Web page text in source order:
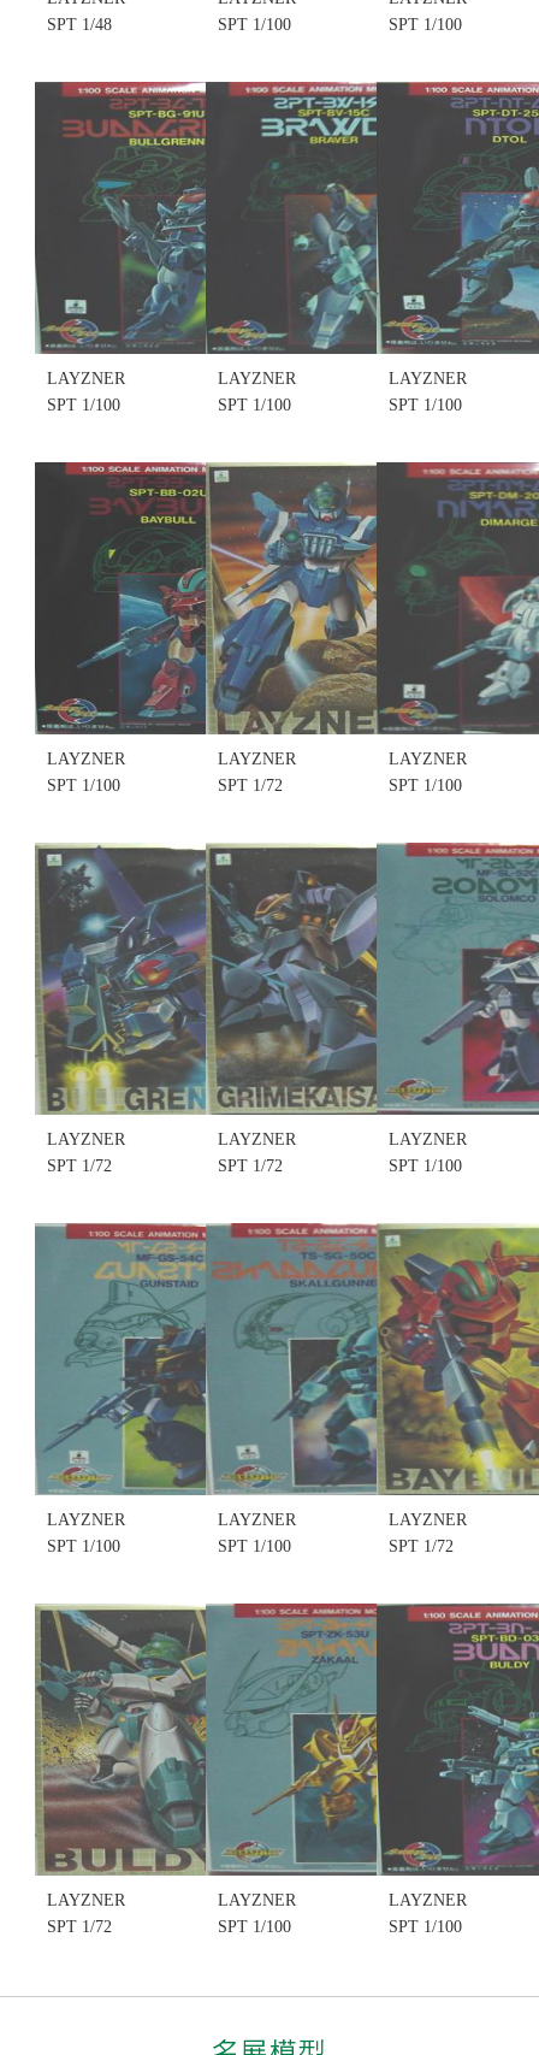
SPT 1/48
POWERED
TRACER
SPT-LZ-00X
LAYZNER
雷茲納 (不挑
盒況)(售完缺
SPT 1/100
ANIMATION
MODEL KIT
NO.1 SPT-
LAYZNER
(售完缺貨.....
SPT 1/100
ANIMATION
MODEL KIT
GRIMEKAISAR
(不挑盒況)
(售完缺貨....
LAYZNER
SPT 1/100
ANIMATION
MODEL KIT
NO.3 SPT-
BULLGRENN
(不挑盒況)
(售完缺貨....
LAYZNER
SPT 1/100
ANIMATION
MODEL KIT
NO.4 SPT-
BV-15C
BRAVER (不
挑盒況)(售完
缺貨...
售價:0
LAYZNER
SPT 1/100
ANIMATION
MODEL KIT
#5 NO.005
SPT-DT-25C
DTOL (不挑
盒況)(售完缺
LAYZNER
SPT 1/100
ANIMATION
MODEL KIT
#6 NO.006
SPT-BB-02U
BAYBULL
(不挑盒況)
(售完缺
貨......
售價:0
LAYZNER
SPT 1/72
POWERED
TRACER #7
NO.007 SPT-
LZ-00X
LAYZNER
(不挑盒況)
(售完缺
貨......
售價:0
LAYZNER
SPT 1/100
ANIMATION
MODEL KIT
#9 NO.009
SPT-DM-20C
DIMARGE
(不挑盒況)
售價:0
LAYZNER
SPT 1/72
POWERED
TRACER #10
NO.010 SPT-
BULLGRENN
(不挑盒況)
貨......
售價:0
LAYZNER
SPT 1/72
POWERED
TRACER #12
NO.012 SPT-
GK-10U
GRIMEKAISAR
(不挑盒況)
LAYZNER
SPT 1/100
ANIMATION
MODEL KIT
#11 NO.011
MF-SL-52C
SOLOMCO
(不挑盒況)
(售完缺貨....
售價:0
LAYZNER
SPT 1/100
ANIMATION
MODEL KIT
#14 NO.014
MF-GS-54C
GUNSTAID
(不挑盒況)
(售完缺
貨......
售價:0
LAYZNER
SPT 1/100
ANIMATION
MODEL KIT
#13 NO.013
TS-SG-50C
SKALLGUNNER
(不挑盒況)
售價:0
LAYZNER
SPT 1/72
POWERED
TRACER #16
NO.016 SPT-
BAYBULL
(不挑盒況)
(售完缺
LAYZNER
SPT 1/72
LAYZNER
SPT 1/100
LAYZNER
SPT 1/100